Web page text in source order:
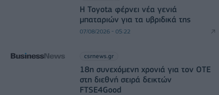
Η Toyota φέρνει νέα γενιά
μπαταριών για τα υβριδικά της
07/08/2026 - 05:22
csrnews.gr
18η συνεχόμενη χρονιά για τον ΟΤΕ
στη διεθνή σειρά δεικτών
FTSE4Good